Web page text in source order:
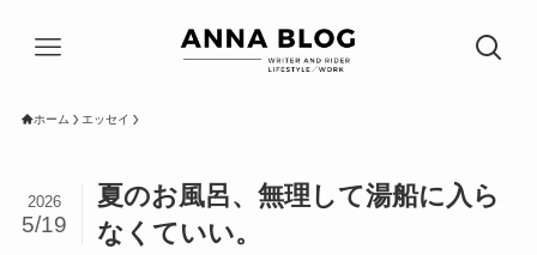
ホーム エッセイ
夏のお風呂、無理して湯船に入ら
なくていい。
2026
5/19